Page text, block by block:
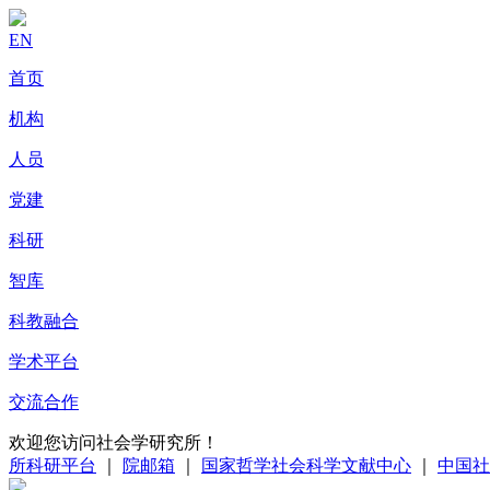
EN
首页
机构
人员
党建
科研
智库
科教融合
学术平台
交流合作
欢迎您访问社会学研究所！
所科研平台
院邮箱 国家哲学社会科学文献中心 中国